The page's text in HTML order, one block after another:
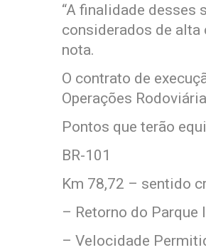
“A finalidade desses
considerados de alta
nota.
O contrato de
Operações
Pontos que terão
BR-101
Km 78,72 – sentido
– Retorno do Parque
– Velocidade